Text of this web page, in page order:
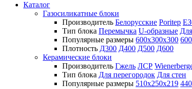
Каталог
Газосиликатные блоки
Производитель Белорусские Poritep
Тип блока Перемычка U-образные
Популярные размеры 600х300х300
Плотность Д300 Д400 Д500 Д600
Керамические блоки
Производитель Гжель ЛСР
Тип блока Для перегородок Для стен
Популярные размеры 510х250х219